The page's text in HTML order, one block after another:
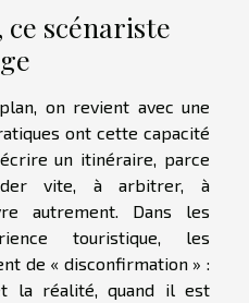
scénariste
on revient avec une
ont cette capacité
un itinéraire, parce
vite, à arbitrer, à
autrement. Dans les
touristique, les
de « disconfirmation » :
la réalité, quand il est